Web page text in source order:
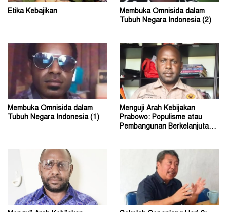
Etika Kebajikan
Membuka Omnisida dalam
Tubuh Negara Indonesia (2)
Membuka Omnisida dalam
Tubuh Negara Indonesia (1)
Menguji Arah Kebijakan
Prabowo: Populisme atau
Pembangunan Berkelanjutan?